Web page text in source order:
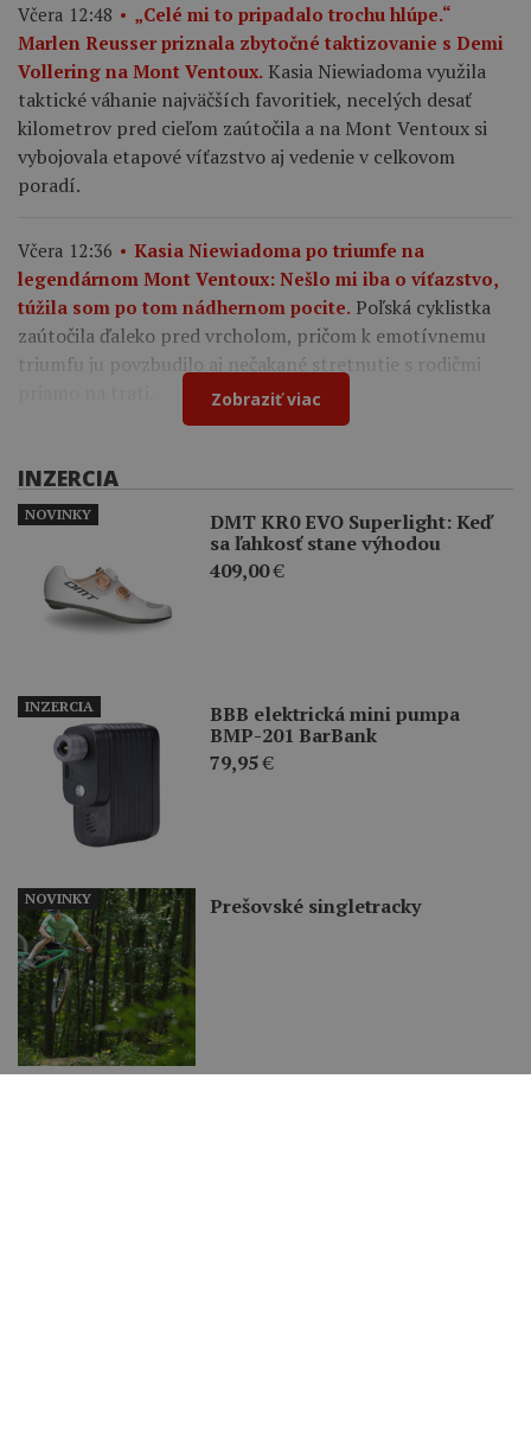
Včera 12:48
„Celé mi to pripadalo trochu hlúpe.“
Marlen Reusser priznala zbytočné taktizovanie s Demi
Vollering na Mont Ventoux. Kasia Niewiadoma využila
taktické váhanie najväčších favoritiek, necelých desať
kilometrov pred cieľom zaútočila a na Mont Ventoux si
vybojovala etapové víťazstvo aj vedenie v celkovom
poradí.
Včera 12:36
Kasia Niewiadoma po triumfe na
legendárnom Mont Ventoux: Nešlo mi iba o víťazstvo,
túžila som po tom nádhernom pocite. Poľská cyklistka
zaútočila ďaleko pred vrcholom, pričom k emotívnemu
triumfu ju povzbudilo aj nečakané stretnutie s rodičmi
Zobraziť viac
INZERCIA
DMT KR0 EVO Superlight: Keď
sa ľahkosť stane výhodou
409,00€
NOVINKY
BBB elektrická mini pumpa
BMP-201 BarBank
79,95€
INZERCIA
Prešovské singletracky
NOVINKY